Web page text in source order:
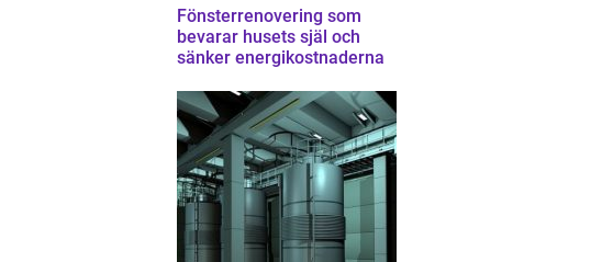
Fönsterrenovering som
bevarar husets själ och
sänker energikostnaderna